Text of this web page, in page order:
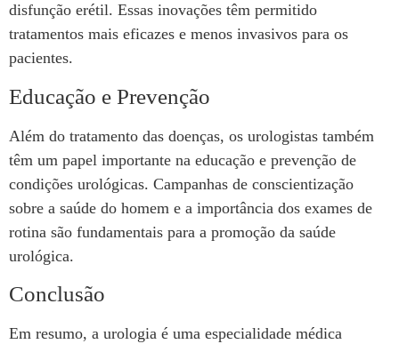
disfunção erétil. Essas inovações têm permitido
tratamentos mais eficazes e menos invasivos para os
pacientes.
Educação e Prevenção
Além do tratamento das doenças, os urologistas também
têm um papel importante na educação e prevenção de
condições urológicas. Campanhas de conscientização
sobre a saúde do homem e a importância dos exames de
rotina são fundamentais para a promoção da saúde
urológica.
Conclusão
Em resumo, a urologia é uma especialidade médica